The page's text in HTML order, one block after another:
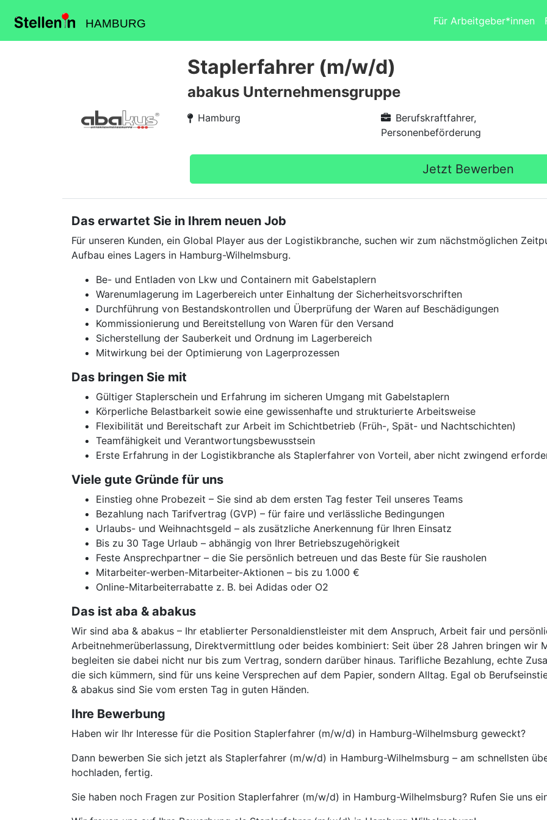
HAMBURG Für Arbeitgeber*innen
Staplerfahrer (m/w/d)
abakus Unternehmensgruppe
Hamburg
Berufskraftfahrer,
Personenbeförderung
Jetzt Bewerben
Das erwartet Sie in Ihrem neuen Job
Für unseren Kunden, ein Global Player aus der Logistikbranche, suchen wir zum nächstmöglichen
Aufbau eines Lagers in Hamburg-Wilhelmsburg.
Be- und Entladen von Lkw und Containern mit Gabelstaplern
Warenumlagerung im Lagerbereich unter Einhaltung der Sicherheitsvorschriften
Durchführung von Bestandskontrollen und Überprüfung der Waren auf Beschädigungen
Kommissionierung und Bereitstellung von Waren für den Versand
Sicherstellung der Sauberkeit und Ordnung im Lagerbereich
Mitwirkung bei der Optimierung von Lagerprozessen
Das bringen Sie mit
Gültiger Staplerschein und Erfahrung im sicheren Umgang mit Gabelstaplern
Körperliche Belastbarkeit sowie eine gewissenhafte und strukturierte Arbeitsweise
Flexibilität und Bereitschaft zur Arbeit im Schichtbetrieb (Früh-, Spät- und Nachtschichten)
Teamfähigkeit und Verantwortungsbewusstsein
Erste Erfahrung in der Logistikbranche als Staplerfahrer von Vorteil, aber nicht zwingend
Viele gute Gründe für uns
Einstieg ohne Probezeit – Sie sind ab dem ersten Tag fester Teil unseres Teams
Bezahlung nach Tarifvertrag (GVP) – für faire und verlässliche Bedingungen
Urlaubs- und Weihnachtsgeld – als zusätzliche Anerkennung für Ihren Einsatz
Bis zu 30 Tage Urlaub – abhängig von Ihrer Betriebszugehörigkeit
Feste Ansprechpartner – die Sie persönlich betreuen und das Beste für Sie rausholen
Mitarbeiter-werben-Mitarbeiter-Aktionen – bis zu 1.000 €
Online-Mitarbeiterrabatte z. B. bei Adidas oder O2
Das ist aba & abakus
Wir sind aba & abakus – Ihr etablierter Personaldienstleister mit dem Anspruch, Arbeit fair und
Arbeitnehmerüberlassung, Direktvermittlung oder beides kombiniert: Seit über 28 Jahren bringen wir
begleiten sie dabei nicht nur bis zum Vertrag, sondern darüber hinaus. Tarifliche Bezahlung, echte
die sich kümmern, sind für uns keine Versprechen auf dem Papier, sondern Alltag. Egal ob
& abakus sind Sie vom ersten Tag in guten Händen.
Ihre Bewerbung
Haben wir Ihr Interesse für die Position Staplerfahrer (m/w/d) in Hamburg-Wilhelmsburg geweckt?
Dann bewerben Sie sich jetzt als Staplerfahrer (m/w/d) in Hamburg-Wilhelmsburg – am schnellsten
hochladen, fertig.
Sie haben noch Fragen zur Position Staplerfahrer (m/w/d) in Hamburg-Wilhelmsburg? Rufen Sie uns